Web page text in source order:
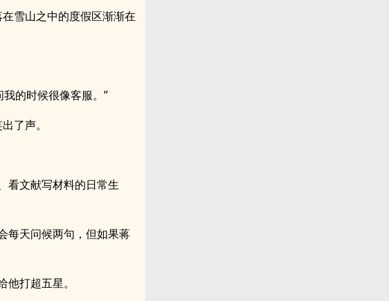
雪山之中的度假区渐渐在
的时候很像客服。”
了声。
看文献写材料的日常生
每天问候两句，但如果蒋
打超五星。